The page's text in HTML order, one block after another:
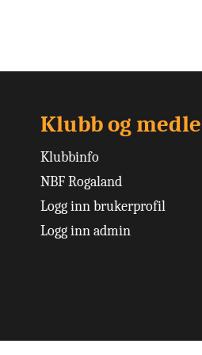
Klubb og
Klubbinfo
NBF Rogaland
Logg inn brukerprofil
Logg inn admin